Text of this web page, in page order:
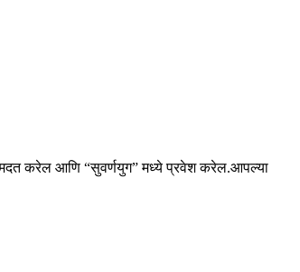
मदत करेल आणि “सुवर्णयुग” मध्ये प्रवेश करेल.आपल्या